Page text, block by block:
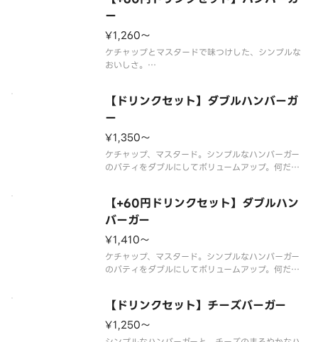
ー
¥1,260〜
ケチャップとマスタードで味つけした、シンプルな
おいしさ。
チェックを付けた場合でスープを2種以上ご購入の場
合はすべてのスプーンが提供されません。
【ドリンクセット】ダブルハンバーガ
ー
¥1,350〜
ケチャップ、マスタード。シンプルなハンバーガー
のパティをダブルにしてボリュームアップ。何だか
に販売を終了する場合がございます。※食材の増減
量・不使用等のご要望にはお応え
【+60円ドリンクセット】ダブルハン
バーガー
¥1,410〜
ケチャップ、マスタード。シンプルなハンバーガー
のパティをダブルにしてボリュームアップ。何だか
に販売を終了する場合がございます。※食材の増減
量・不使用等のご要望にはお応え
【ドリンクセット】チーズバーガー
¥1,250〜